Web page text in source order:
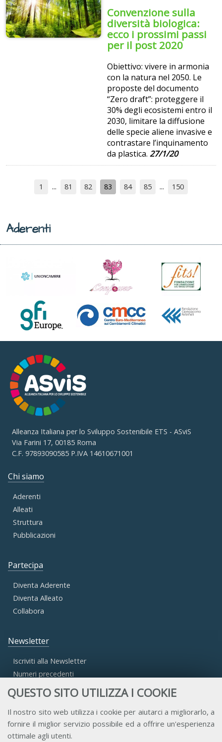
QUESTO SITO UTILIZZA I COOKIE
Il nostro sito web utilizza i cookie per aiutarci a migliorarlo, a
fornire il miglior servizio possibile ed a offrire un'esperienza
ottimale agli utenti.
Convenzione sulla
diversità biologica:
ecco i prossimi passi
per il post 2020
Obiettivo: vivere in armonia
con la natura nel 2050. Le
proposte del documento
“Zero draft”: proteggere il
30% degli ecosistemi entro il
2030, limitare la diffusione
delle specie aliene invasive e
contrastare l’inquinamento
da plastica. 27/1/20
1 81 82 83 84 85 150
Aderenti
Alleanza Italiana per lo Sviluppo Sostenibile ETS - ASviS
Via Farini 17, 00185 Roma
C.F. 97893090585 P.IVA 14610671001
Chi siamo
Aderenti
Alleati
Struttura
Pubblicazioni
Partecipa
Diventa Aderente
Diventa Alleato
Collabora
Newsletter
Iscriviti alla Newsletter
Numeri precedenti
Accesso Aderenti
Accesso Consulta